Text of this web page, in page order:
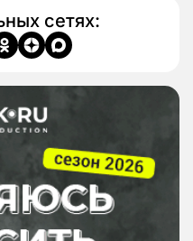
сетях: